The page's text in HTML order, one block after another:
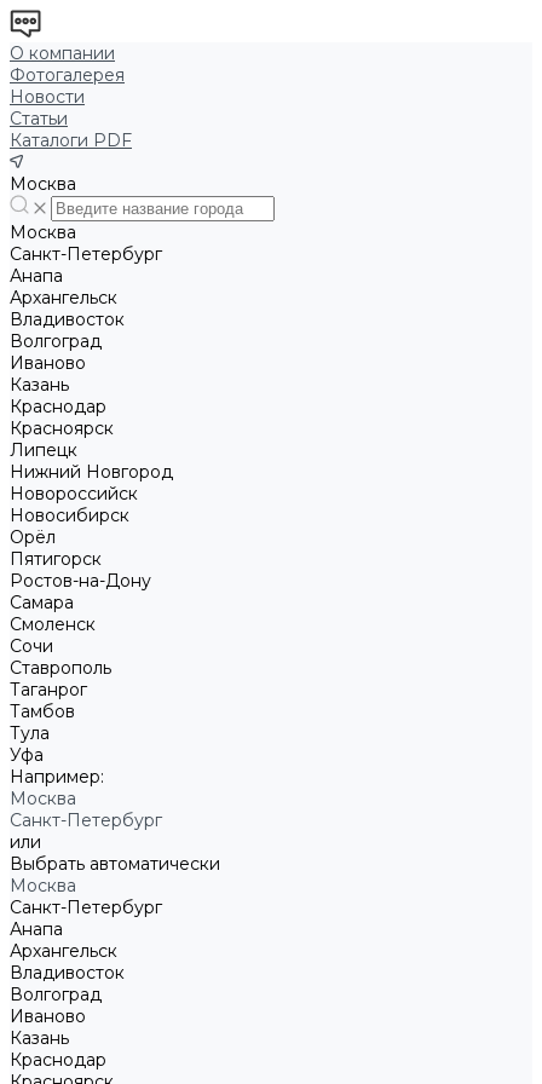
О компании
Фотогалерея
Новости
Статьи
Каталоги PDF
Москва
Москва
Санкт-Петербург
Анапа
Архангельск
Владивосток
Волгоград
Иваново
Казань
Краснодар
Красноярск
Липецк
Нижний Новгород
Новороссийск
Новосибирск
Орёл
Пятигорск
Ростов-на-Дону
Самара
Смоленск
Сочи
Ставрополь
Таганрог
Тамбов
Тула
Уфа
Например:
Москва
Санкт-Петербург
или
Выбрать автоматически
Москва
Санкт-Петербург
Анапа
Архангельск
Владивосток
Волгоград
Иваново
Казань
Краснодар